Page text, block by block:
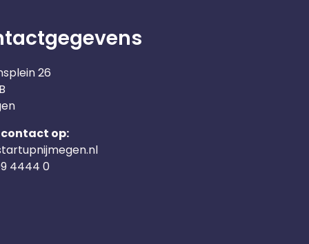
26
contact op:
4444 0